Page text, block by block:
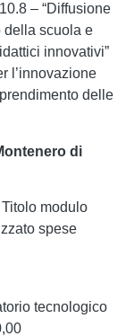
– “Diffusione
della scuola e
innovativi”
l’innovazione
delle
di
modulo
spese
tecnologico